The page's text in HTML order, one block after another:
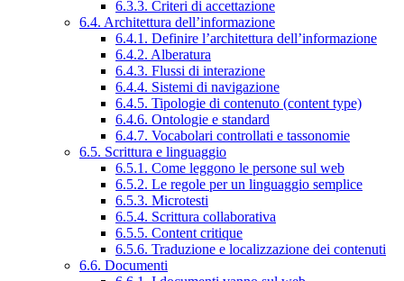
6.3.3. Criteri di accettazione
6.4. Architettura dell’informazione
6.4.1. Definire l’architettura dell’informazione
6.4.2. Alberatura
6.4.3. Flussi di interazione
6.4.4. Sistemi di navigazione
6.4.5. Tipologie di contenuto (content type)
6.4.6. Ontologie e standard
6.4.7. Vocabolari controllati e tassonomie
6.5. Scrittura e linguaggio
6.5.1. Come leggono le persone sul web
6.5.2. Le regole per un linguaggio semplice
6.5.3. Microtesti
6.5.4. Scrittura collaborativa
6.5.5. Content critique
6.5.6. Traduzione e localizzazione dei contenuti
6.6. Documenti